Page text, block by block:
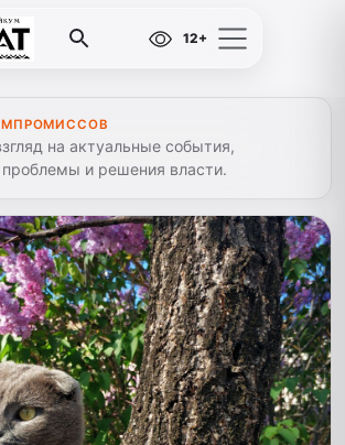
12+
на актуальные события,
и решения власти.